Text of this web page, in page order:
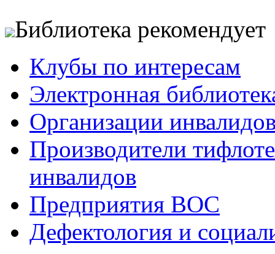
Библиотека рекомендует
Клубы по интересам
Электронная
Организации
Производители
инвалидов
Предприятия ВОС
Дефектология и